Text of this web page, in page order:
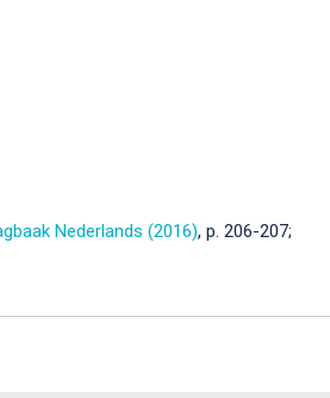
Nederlands (2016), p. 206-207;